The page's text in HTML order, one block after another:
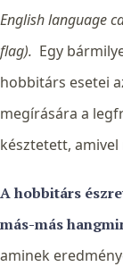
English language
flag). Egy
hobbitárs esetei
megírására a
késztetett,
A hobbitárs
más-más
aminek